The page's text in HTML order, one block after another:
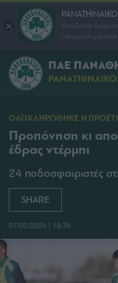
Κατεβάστε
εφαρμογή για
ΠΑΕ
ΟΛΟΚΛΗΡΩΘΗΚΕ Η
Προπόνηση κι
έδρας ντέρμπι
24 ποδοσφαιριστές
SHARE
07/02/2026 | 18:36